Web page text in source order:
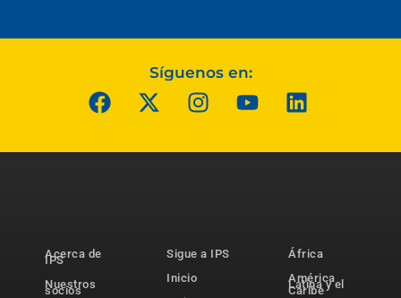
Síguenos en:
Acerca de
IPS
Nuestros
socios
Sigue a IPS
Inicio
África
América
Latina y el
Caribe